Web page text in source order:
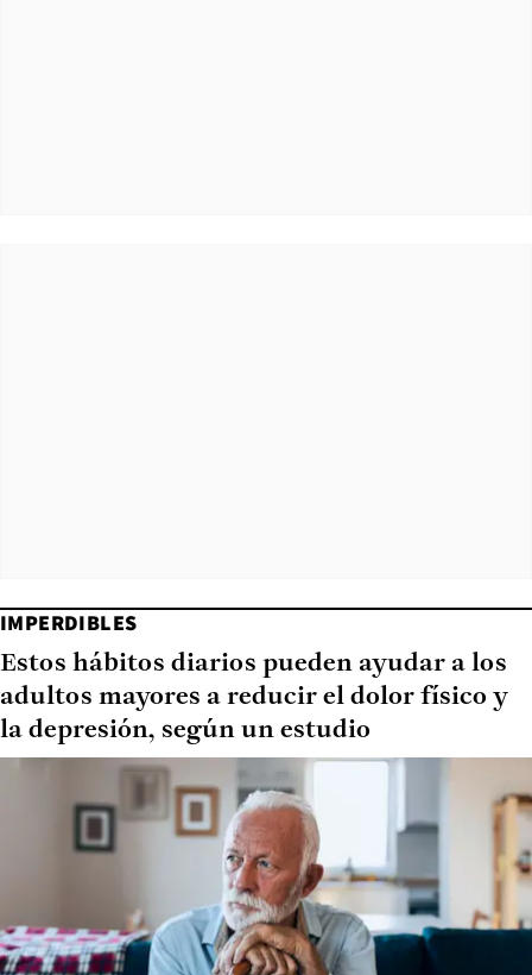
IMPERDIBLES
Estos hábitos diarios pueden ayudar a los
adultos mayores a reducir el dolor físico y
la depresión, según un estudio